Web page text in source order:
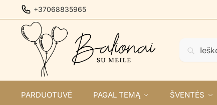
to
navigation
to
content
+37068835965
PARDUOTUVĖ PAGAL TEMĄ ŠVENTĖS